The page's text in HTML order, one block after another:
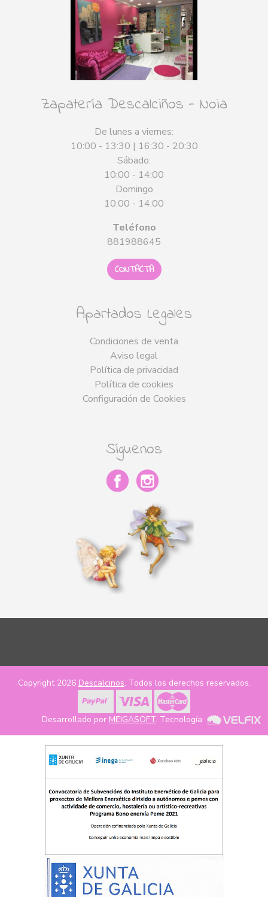
Zapatería Descalciños - Noia
De lunes a viernes:
10:00 - 13:30 | 16:30 - 20:30
Sábado:
10:00 - 14:00
Domingo
10:00 - 14:00
Teléfono
881988645
CONTACTA
Apartados Legales
Condiciones de venta
Aviso legal
Política de privacidad
Política de cookies
Configuración de Cookies
Síguenos
Copyright 2026 Descalcinos. Todos los derechos reservados.
Desarrollado por MEIGASOFT. Tecnología